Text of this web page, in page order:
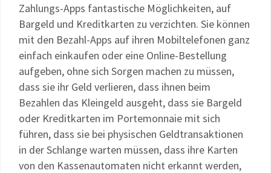
Zahlungs-Apps fantastische Möglichkeiten, auf
Bargeld und Kreditkarten zu verzichten. Sie können
mit den Bezahl-Apps auf ihren Mobiltelefonen ganz
einfach einkaufen oder eine Online-Bestellung
aufgeben, ohne sich Sorgen machen zu müssen,
dass sie ihr Geld verlieren, dass ihnen beim
Bezahlen das Kleingeld ausgeht, dass sie Bargeld
oder Kreditkarten im Portemonnaie mit sich
führen, dass sie bei physischen Geldtransaktionen
in der Schlange warten müssen, dass ihre Karten
von den Kassenautomaten nicht erkannt werden,